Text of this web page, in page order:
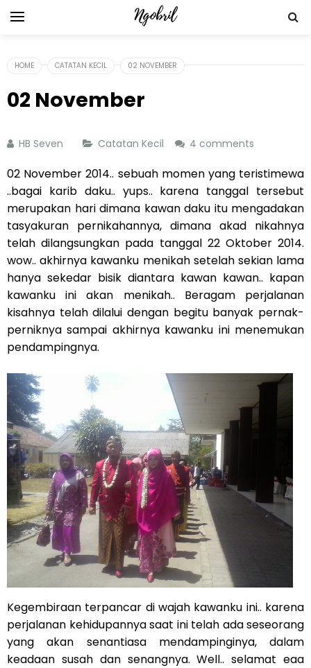
HOME CATATAN KECIL 02 NOVEMBER
02 November
HB Seven Catatan Kecil 4 comments
02 November 2014.. sebuah momen yang teristimewa
..bagai karib daku.. yups.. karena tanggal tersebut
merupakan hari dimana kawan daku itu mengadakan
tasyakuran pernikahannya, dimana akad nikahnya
telah dilangsungkan pada tanggal 22 Oktober 2014.
wow.. akhirnya kawanku menikah setelah sekian lama
hanya sekedar bisik diantara kawan kawan.. kapan
kawanku ini akan menikah.. Beragam perjalanan
kisahnya telah dilalui dengan begitu banyak pernak-
perniknya sampai akhirnya kawanku ini menemukan
pendampingnya.
Kegembiraan terpancar di wajah kawanku ini.. karena
perjalanan kehidupannya saat ini telah ada seseorang
yang akan senantiasa mendampinginya, dalam
keadaan susah dan senangnya. Well.. selamat eaa